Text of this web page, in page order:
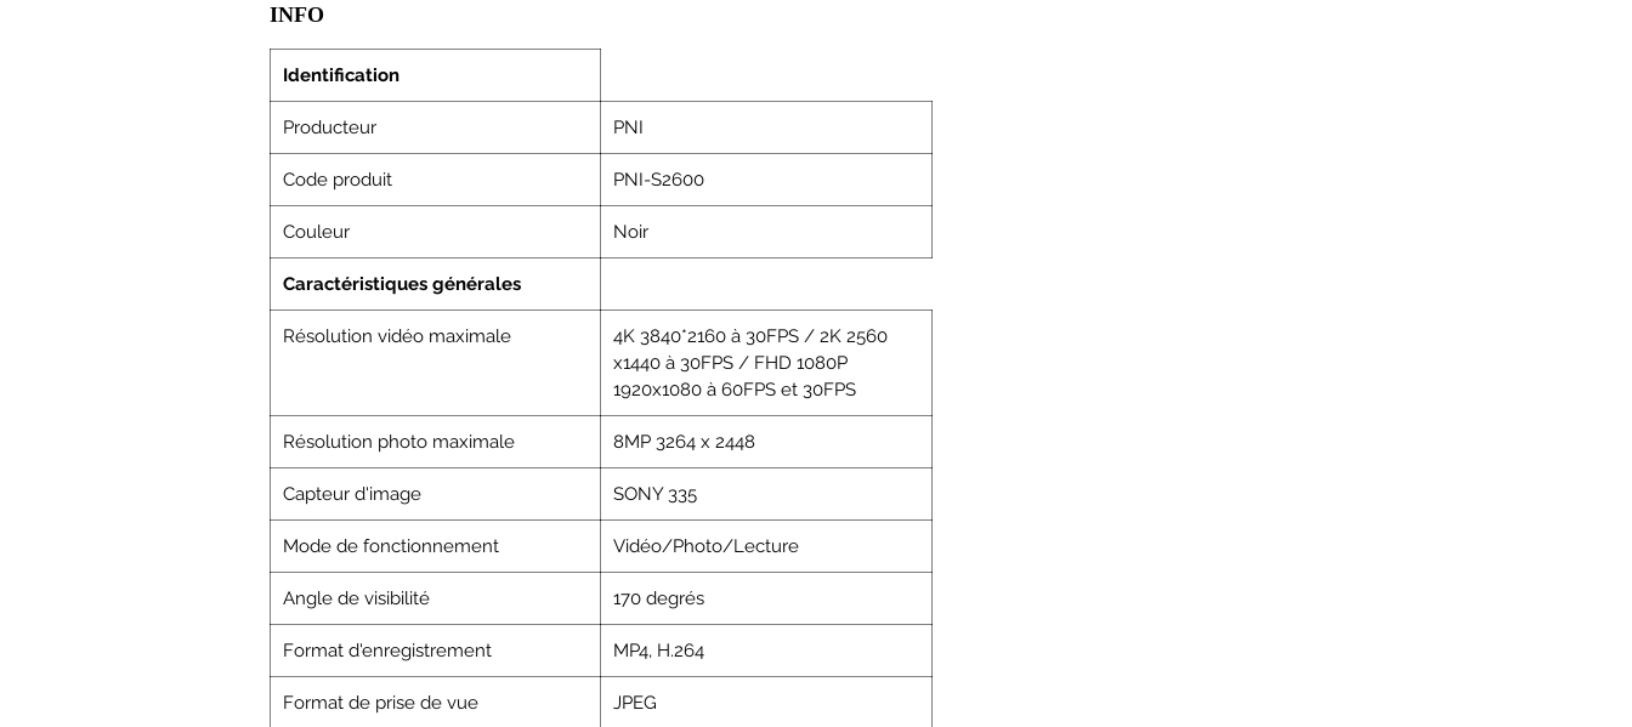
INFO
Identification
Producteur PNI
Code produit PNI-S2600
Couleur Noir
Caractéristiques générales
Résolution vidéo maximale
4K 3840*2160 à 30FPS / 2K 2560
x1440 à 30FPS / FHD 1080P
1920x1080 à 60FPS et 30FPS
Résolution photo maximale 8MP 3264 x 2448
Capteur d'image SONY 335
Mode de fonctionnement Vidéo/Photo/Lecture
Angle de visibilité 170 degrés
Format d'enregistrement MP4, H.264
Format de prise de vue JPEG